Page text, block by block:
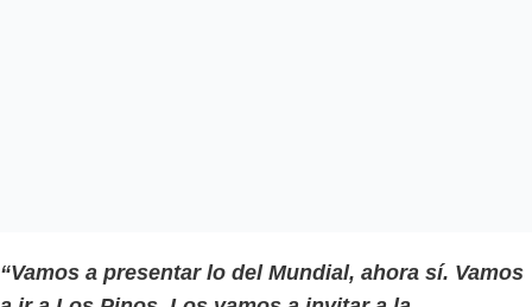
“Vamos a presentar lo del Mundial, ahora sí. Vamos